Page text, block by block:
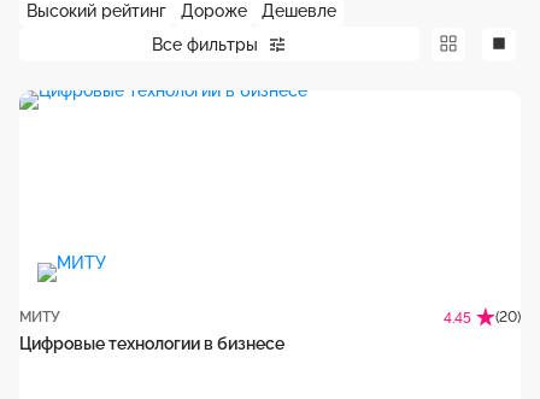
Все фильтры
Высокий рейтинг Дороже Дешевле
МИТУ 4.45 (20)
Цифровые технологии в бизнесе